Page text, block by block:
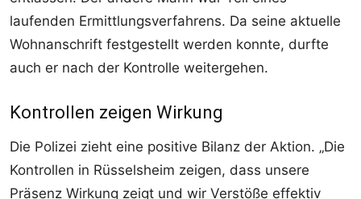
laufenden Ermittlungsverfahrens. Da seine aktuelle
Wohnanschrift festgestellt werden konnte, durfte
auch er nach der Kontrolle weitergehen.
Kontrollen zeigen Wirkung
Die Polizei zieht eine positive Bilanz der Aktion. „Die
Kontrollen in Rüsselsheim zeigen, dass unsere
Präsenz Wirkung zeigt und wir Verstöße effektiv